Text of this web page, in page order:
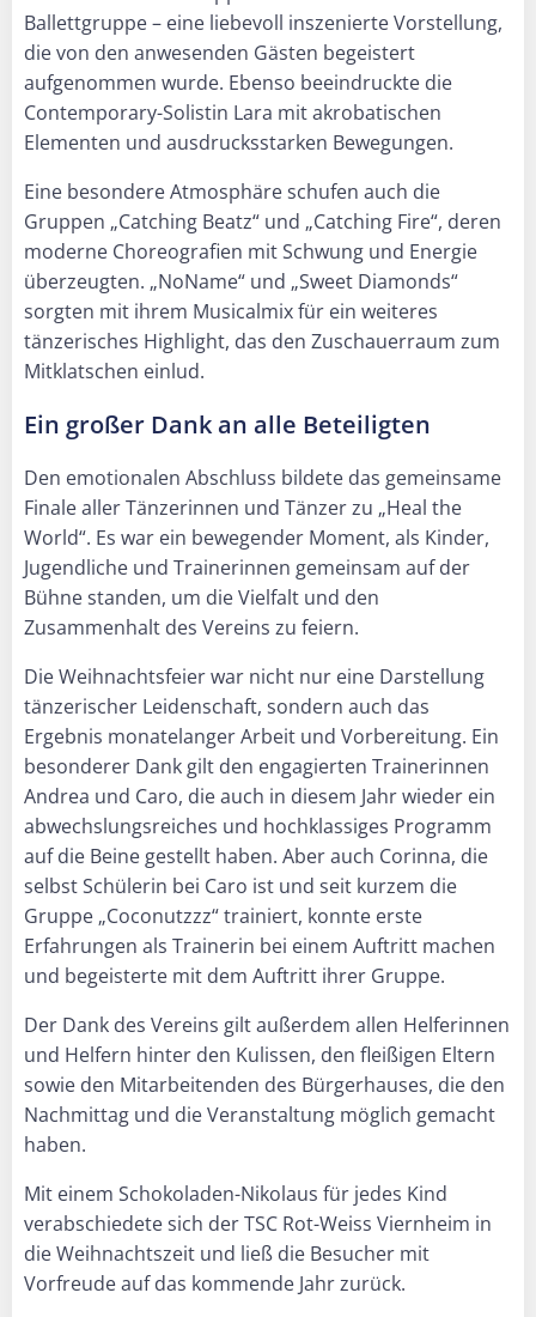
Ballettgruppe – eine liebevoll inszenierte Vorstellung,
die von den anwesenden Gästen begeistert
aufgenommen wurde. Ebenso beeindruckte die
Contemporary-Solistin Lara mit akrobatischen
Elementen und ausdrucksstarken Bewegungen.
Eine besondere Atmosphäre schufen auch die
Gruppen „Catching Beatz“ und „Catching Fire“, deren
moderne Choreografien mit Schwung und Energie
überzeugten. „NoName“ und „Sweet Diamonds“
sorgten mit ihrem Musicalmix für ein weiteres
tänzerisches Highlight, das den Zuschauerraum zum
Mitklatschen einlud.
Ein großer Dank an alle Beteiligten
Den emotionalen Abschluss bildete das gemeinsame
Finale aller Tänzerinnen und Tänzer zu „Heal the
World“. Es war ein bewegender Moment, als Kinder,
Jugendliche und Trainerinnen gemeinsam auf der
Bühne standen, um die Vielfalt und den
Zusammenhalt des Vereins zu feiern.
Die Weihnachtsfeier war nicht nur eine Darstellung
tänzerischer Leidenschaft, sondern auch das
Ergebnis monatelanger Arbeit und Vorbereitung. Ein
besonderer Dank gilt den engagierten Trainerinnen
Andrea und Caro, die auch in diesem Jahr wieder ein
abwechslungsreiches und hochklassiges Programm
auf die Beine gestellt haben. Aber auch Corinna, die
selbst Schülerin bei Caro ist und seit kurzem die
Gruppe „Coconutzzz“ trainiert, konnte erste
Erfahrungen als Trainerin bei einem Auftritt machen
und begeisterte mit dem Auftritt ihrer Gruppe.
Der Dank des Vereins gilt außerdem allen Helferinnen
und Helfern hinter den Kulissen, den fleißigen Eltern
sowie den Mitarbeitenden des Bürgerhauses, die den
Nachmittag und die Veranstaltung möglich gemacht
haben.
Mit einem Schokoladen-Nikolaus für jedes Kind
verabschiedete sich der TSC Rot-Weiss Viernheim in
die Weihnachtszeit und ließ die Besucher mit
Vorfreude auf das kommende Jahr zurück.